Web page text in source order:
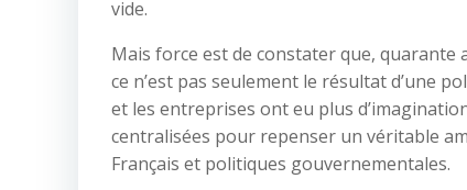
vide.
Mais force est de constater que, quarante
ce n’est pas seulement le résultat d’une
et les entreprises ont eu plus
centralisées pour repenser un véritable
Français et politiques gouvernementales.